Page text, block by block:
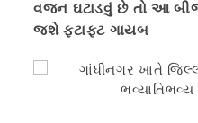
વજન ઘટાડવું છે તો આ
જશે ફટાફટ ગાયબ